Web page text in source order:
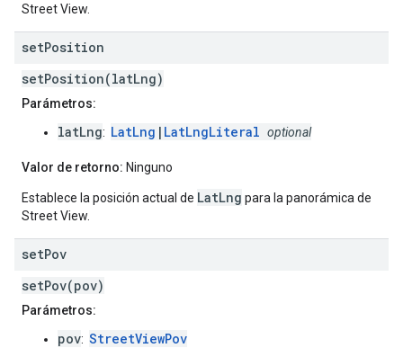
Street View.
setPosition
setPosition(latLng)
Parámetros:
latLng: LatLng | LatLngLiteral optional
Valor de retorno: Ninguno
Establece la posición actual de LatLng para la panorámica de
Street View.
setPov
setPov(pov)
Parámetros:
pov: StreetViewPov